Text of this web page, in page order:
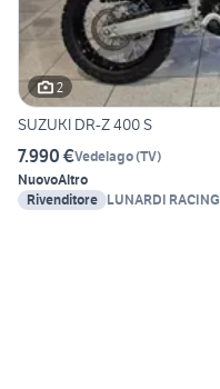
2
SUZUKI DR-Z 400 S
7.990 €Vedelago(TV)
NuovoAltro
Rivenditore LUNARDI RACING